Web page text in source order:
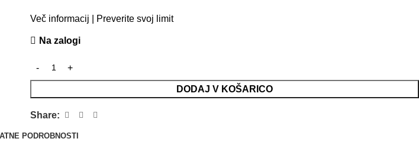
Več informacij Preverite svoj limit
Na zalogi
DODAJ V KOŠARICO
Share:
PODROBNOSTI